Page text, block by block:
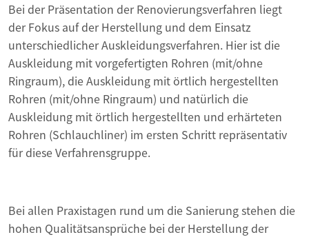
Bei der Präsentation der Renovierungsverfahren liegt
der Fokus auf der Herstellung und dem Einsatz
unterschiedlicher Auskleidungsverfahren. Hier ist die
Auskleidung mit vorgefertigten Rohren (mit/ohne
Ringraum), die Auskleidung mit örtlich hergestellten
Rohren (mit/ohne Ringraum) und natürlich die
Auskleidung mit örtlich hergestellten und erhärteten
Rohren (Schlauchliner) im ersten Schritt repräsentativ
für diese Verfahrensgruppe.
Bei allen Praxistagen rund um die Sanierung stehen die
hohen Qualitätsansprüche bei der Herstellung der